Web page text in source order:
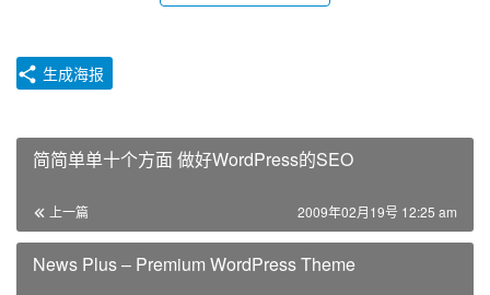
生成海报
简简单单十个方面 做好WordPress的SEO
上一篇 2009年02月19号 12:25 am
News Plus – Premium WordPress Theme